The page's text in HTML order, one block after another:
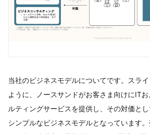
当社のビジネスモデルについてです。スラ
ように、ノースサンドがお客さま向けにIT
ルティングサービスを提供し、その対価と
シンプルなビジネスモデルとなっています